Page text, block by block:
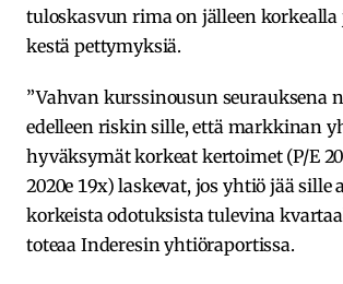
tuloskasvun rima on jälleen korkealla
kestä pettymyksiä.
”Vahvan kurssinousun seurauksena
edelleen riskin sille, että markkinan
hyväksymät korkeat kertoimet (P/E
2020e 19x) laskevat, jos yhtiö jää sille
korkeista odotuksista tulevina
toteaa Inderesin yhtiöraportissa.